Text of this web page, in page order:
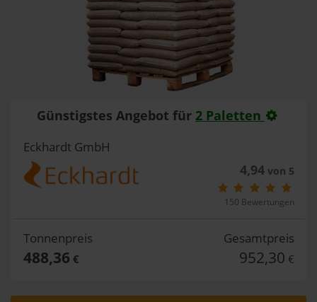
Günstigstes Angebot für 2 Paletten
Eckhardt GmbH
4,94von 5
150 Bewertungen
Tonnenpreis
488,36 €
Gesamtpreis
952,30 €